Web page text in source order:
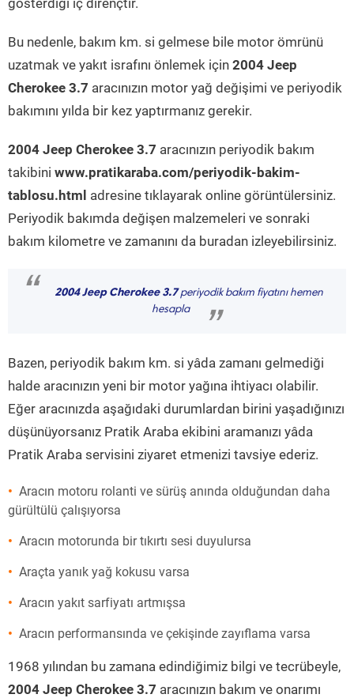
gösterdiği iç dirençtir.
Bu nedenle, bakım km. si gelmese bile motor ömrünü
uzatmak ve yakıt israfını önlemek için 2004 Jeep
Cherokee 3.7 aracınızın motor yağ değişimi ve periyodik
bakımını yılda bir kez yaptırmanız gerekir.
2004 Jeep Cherokee 3.7 aracınızın periyodik bakım
takibini www.pratikaraba.com/periyodik-bakim-
tablosu.html adresine tıklayarak online görüntülersiniz.
Periyodik bakımda değişen malzemeleri ve sonraki
bakım kilometre ve zamanını da buradan izleyebilirsiniz.
“ 2004 Jeep Cherokee 3.7periyodik bakım fiyatını hemen
hesapla
”
Bazen, periyodik bakım km. si yâda zamanı gelmediği
halde aracınızın yeni bir motor yağına ihtiyacı olabilir.
Eğer aracınızda aşağıdaki durumlardan birini yaşadığınızı
düşünüyorsanız Pratik Araba ekibini aramanızı yâda
Pratik Araba servisini ziyaret etmenizi tavsiye ederiz.
Aracın motoru rolanti ve sürüş anında olduğundan daha
gürültülü çalışıyorsa
Aracın motorunda bir tıkırtı sesi duyulursa
Araçta yanık yağ kokusu varsa
Aracın yakıt sarfiyatı artmışsa
Aracın performansında ve çekişinde zayıflama varsa
1968 yılından bu zamana edindiğimiz bilgi ve tecrübeyle,
2004 Jeep Cherokee 3.7 aracınızın bakım ve onarımı